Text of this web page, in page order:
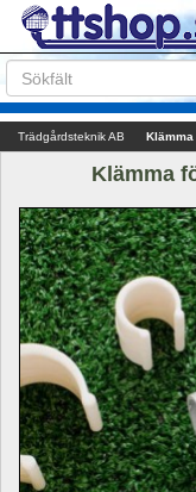
Trädgårdsteknik AB
Klämma